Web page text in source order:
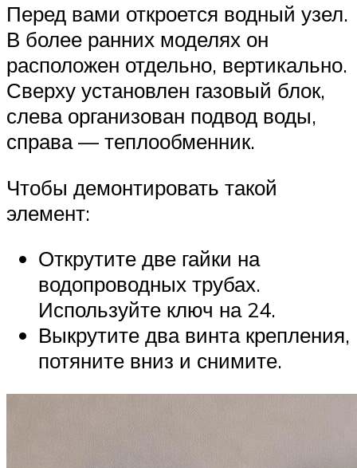
Перед вами откроется водный узел.
В более ранних моделях он
расположен отдельно, вертикально.
Сверху установлен газовый блок,
слева организован подвод воды,
справа — теплообменник.
Чтобы демонтировать такой
элемент:
Открутите две гайки на
водопроводных трубах.
Используйте ключ на 24.
Выкрутите два винта крепления,
потяните вниз и снимите.